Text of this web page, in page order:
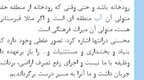
رودخانه باشد و حتی وقتی كه رودخانه از منطقه
متولی آن آب منطقه ای است و اگر مثلا
هست، متولی آن میراث فرهنگی است.
محسنی درانتها اشاره كرد: تصور غلطی وجود
بنیاد و بخشداری و مستثنیات و... را باز برعهده
وظیفه با ما نیست و اجرای رفع تصرف اراضی،
جریان داشت و ما آنرا به مسیر درست برگرداندیم.